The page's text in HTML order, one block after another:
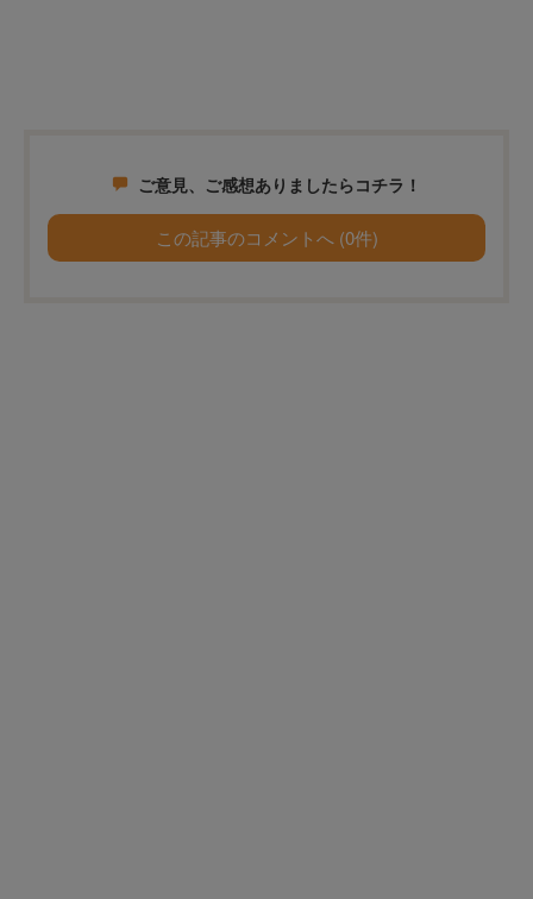
ご意見、ご感想ありましたらコチラ！
この記事のコメントへ (0件)